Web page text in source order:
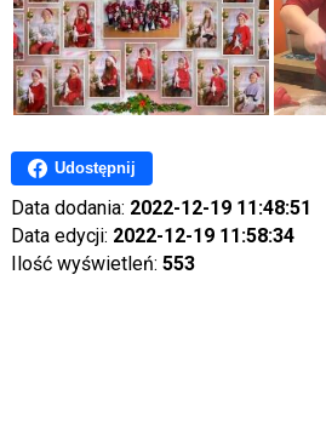
Udostępnij
Data dodania: 2022-12-19 11:48:51
Data edycji: 2022-12-19 11:58:34
Ilość wyświetleń: 553